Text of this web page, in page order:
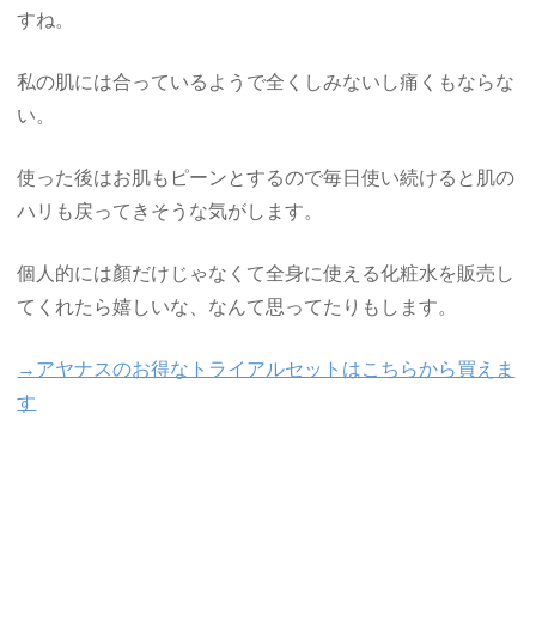
すね。
私の肌には合っているようで全くしみないし痛くもならな
い。
使った後はお肌もピーンとするので毎日使い続けると肌の
ハリも戻ってきそうな気がします。
個人的には顏だけじゃなくて全身に使える化粧水を販売し
てくれたら嬉しいな、なんて思ってたりもします。
→アヤナスのお得なトライアルセットはこちらから買えま
す